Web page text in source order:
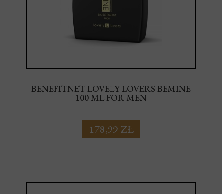
BENEFITNET LOVELY LOVERS BEMINE
100 ML FOR MEN
178,99 ZŁ